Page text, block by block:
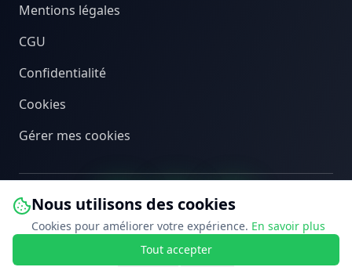
Nous utilisons des cookies
Cookies pour améliorer votre expérience. En savoir plus
Tout accepter
Mentions légales
CGU
Confidentialité
Cookies
Gérer mes cookies
PEB Connect. Tous droits réservés.